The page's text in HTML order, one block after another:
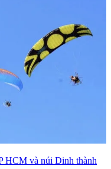
HCM và núi Dinh thành